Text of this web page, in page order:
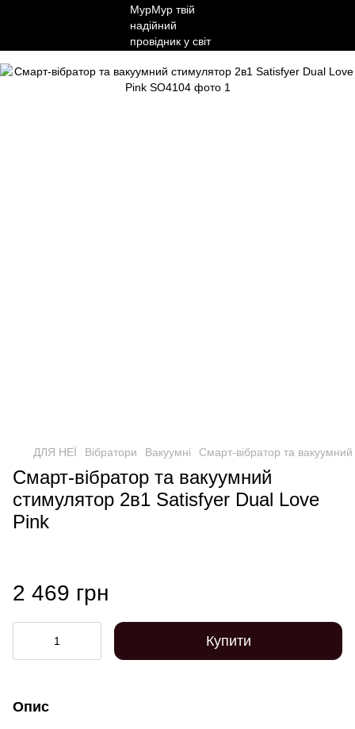
ДЛЯ НЕЇ Вібратори Вакуумні Смарт-вібратор та
Смарт-вібратор та вакуумний
стимулятор 2в1 Satisfyer Dual Love
Pink
2 469 грн
Купити
Опис